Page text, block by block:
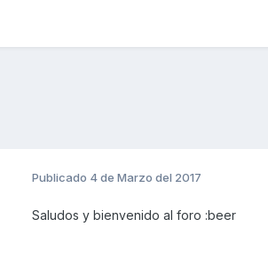
Publicado 4 de Marzo del 2017
Saludos y bienvenido al foro :beer